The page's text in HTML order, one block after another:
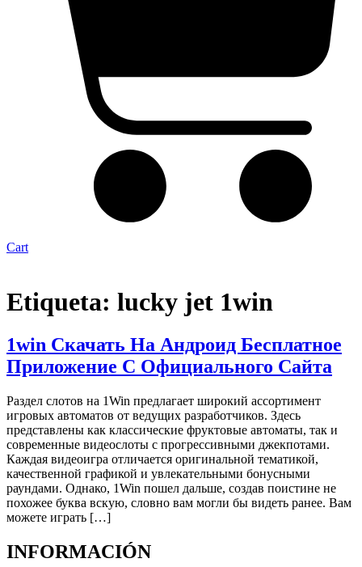
Cart
Etiqueta: lucky jet 1win
1win Скачать На Андроид Бесплатное
Приложение С Официального Сайта
Раздел слотов на 1Win предлагает широкий ассортимент
игровых автоматов от ведущих разработчиков. Здесь
представлены как классические фруктовые автоматы, так и
современные видеослоты с прогрессивными джекпотами.
Каждая видеоигра отличается оригинальной тематикой,
качественной графикой и увлекательными бонусными
раундами. Однако, 1Win пошел дальше, создав поистине не
похожее буква вскую, словно вам могли бы видеть ранее. Вам
можете играть […]
INFORMACIÓN